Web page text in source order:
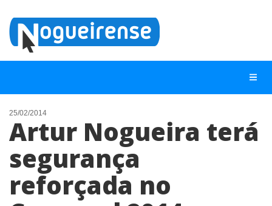
NOTÍCIAS
LISTA DIGITAL
TELEFONES ÚTEIS
25/02/2014
Artur Nogueira terá
segurança
reforçada no